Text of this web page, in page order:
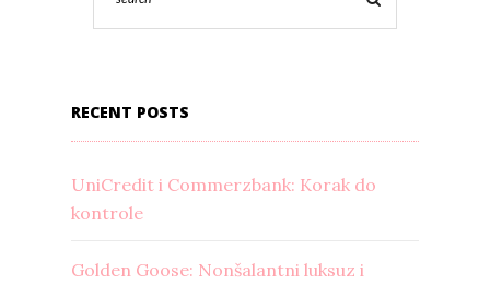
RECENT POSTS
UniCredit i Commerzbank: Korak do
kontrole
Golden Goose: Nonšalantni luksuz i